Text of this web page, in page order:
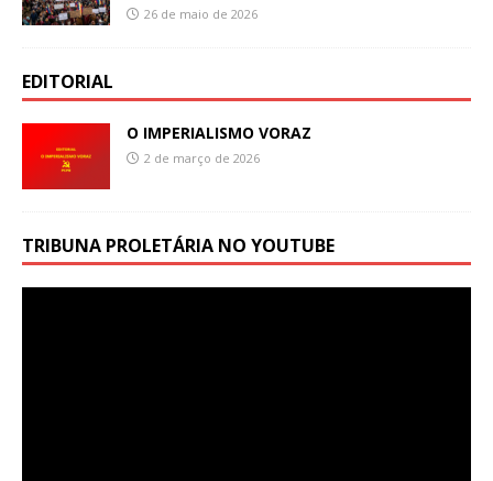
26 de maio de 2026
EDITORIAL
O IMPERIALISMO VORAZ
2 de março de 2026
TRIBUNA PROLETÁRIA NO YOUTUBE